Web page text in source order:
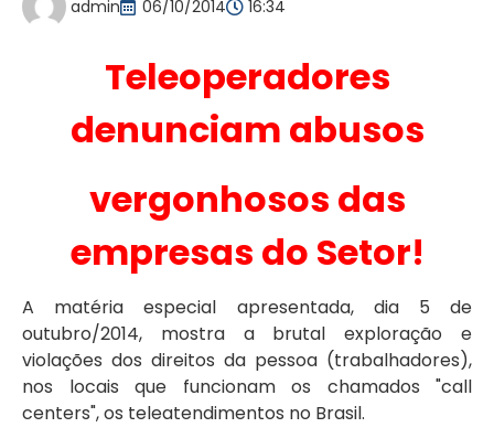
admin 06/10/2014 16:34
Teleoperadores
denunciam abusos
vergonhosos das
empresas do Setor!
A matéria especial apresentada, dia 5 de
outubro/2014, mostra a brutal exploração e
violações dos direitos da pessoa (trabalhadores),
nos locais que funcionam os chamados "call
centers", os teleatendimentos no Brasil.